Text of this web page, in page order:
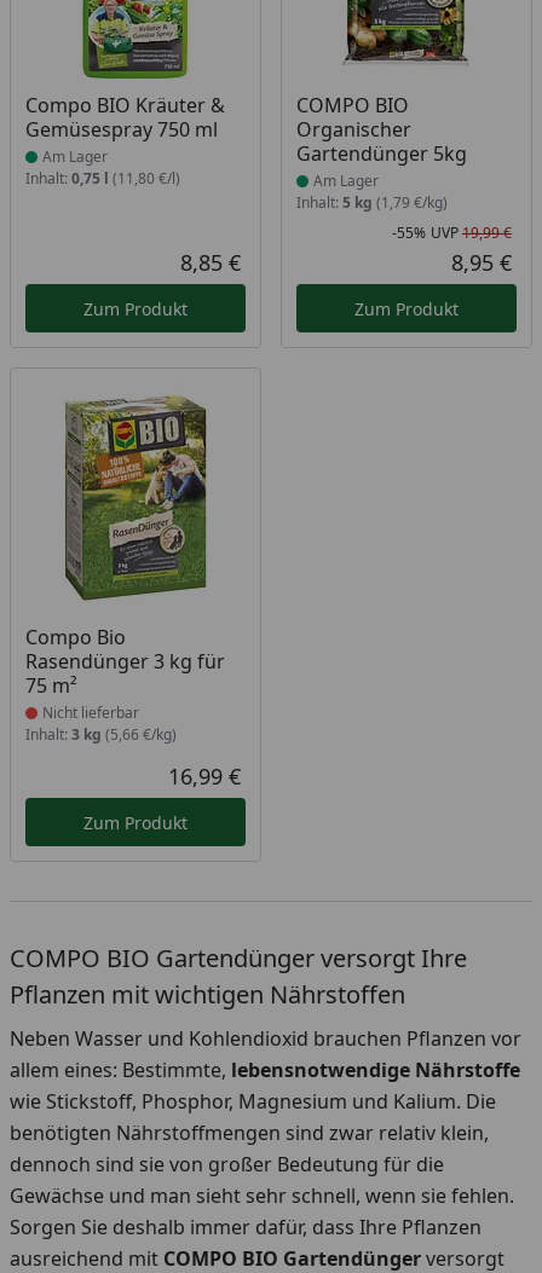
Compo BIO Kräuter &
Gemüsespray 750 ml
Produkt am Lager
Am Lager
Inhalt: 0,75 l (11,80 €/l)
Aktueller Preis
8,85 €
Zum Produkt
COMPO BIO
Organischer
Gartendünger 5kg
Produkt am Lager
Am Lager
Inhalt: 5 kg (1,79 €/kg)
-55% UVP19,99 €
8,95 €
Zum Produkt
Compo Bio
Rasendünger 3 kg für
75 m²
Produkt nicht lieferbar
Nicht lieferbar
Inhalt: 3 kg (5,66 €/kg)
Aktueller Preis
16,99 €
Zum Produkt
COMPO BIO Gartendünger versorgt Ihre
Pflanzen mit wichtigen Nährstoffen
Neben Wasser und Kohlendioxid brauchen Pflanzen vor
allem eines: Bestimmte, lebensnotwendige Nährstoffe
wie Stickstoff, Phosphor, Magnesium und Kalium. Die
benötigten Nährstoffmengen sind zwar relativ klein,
dennoch sind sie von großer Bedeutung für die
Gewächse und man sieht sehr schnell, wenn sie fehlen.
Sorgen Sie deshalb immer dafür, dass Ihre Pflanzen
ausreichend mit COMPO BIO Gartendüngerversorgt